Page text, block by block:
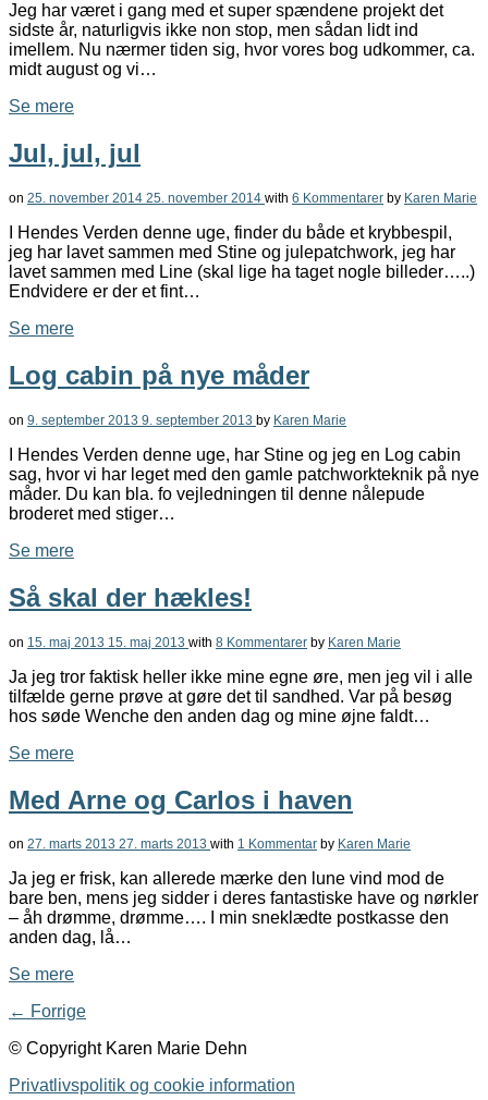
Jeg har været i gang med et super spændene projekt det
sidste år, naturligvis ikke non stop, men sådan lidt ind
imellem. Nu nærmer tiden sig, hvor vores bog udkommer, ca.
midt august og vi…
Se mere
Jul, jul, jul
on 25. november 2014 25. november 2014 with 6 Kommentarer by Karen Marie
I Hendes Verden denne uge, finder du både et krybbespil,
jeg har lavet sammen med Stine og julepatchwork, jeg har
lavet sammen med Line (skal lige ha taget nogle billeder…..)
Endvidere er der et fint…
Se mere
Log cabin på nye måder
on 9. september 2013 9. september 2013 by Karen Marie
I Hendes Verden denne uge, har Stine og jeg en Log cabin
sag, hvor vi har leget med den gamle patchworkteknik på nye
måder. Du kan bla. fo vejledningen til denne nålepude
broderet med stiger…
Se mere
Så skal der hækles!
on 15. maj 2013 15. maj 2013 with 8 Kommentarer by Karen Marie
Ja jeg tror faktisk heller ikke mine egne øre, men jeg vil i alle
tilfælde gerne prøve at gøre det til sandhed. Var på besøg
hos søde Wenche den anden dag og mine øjne faldt…
Se mere
Med Arne og Carlos i haven
on 27. marts 2013 27. marts 2013 with 1 Kommentar by Karen Marie
Ja jeg er frisk, kan allerede mærke den lune vind mod de
bare ben, mens jeg sidder i deres fantastiske have og nørkler
– åh drømme, drømme…. I min sneklædte postkasse den
anden dag, lå…
Se mere
← Forrige
© Copyright Karen Marie Dehn
Privatlivspolitik og cookie information